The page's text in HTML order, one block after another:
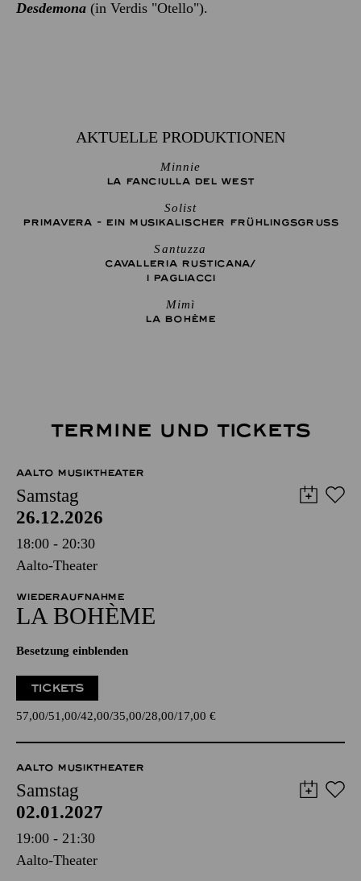
Desdemona (in Verdis "Otello").
AKTUELLE PRODUKTIONEN
Minnie
LA FANCIULLA DEL WEST
Solist
PRIMAVERA - EIN MUSIKALISCHER FRÜHLINGSGRUSS
Santuzza
CAVALLERIA RUSTICANA/
I PAGLIACCI
Mimì
LA BOHÈME
TERMINE UND TICKETS
AALTO MUSIKTHEATER
Samstag
26.12.2026
18:00 - 20:30
Aalto-Theater
WIEDERAUFNAHME
LA BOHÈME
Besetzung einblenden
TICKETS
57,00 51,00 42,00 35,00 28,00 17,00 €
AALTO MUSIKTHEATER
Samstag
02.01.2027
19:00 - 21:30
Aalto-Theater